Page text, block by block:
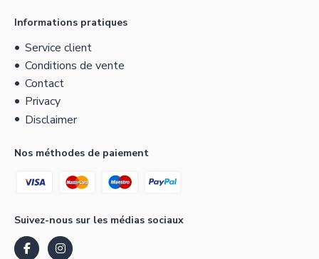
Informations pratiques
Service client
Conditions de vente
Contact
Privacy
Disclaimer
Nos méthodes de paiement
Suivez-nous sur les médias sociaux